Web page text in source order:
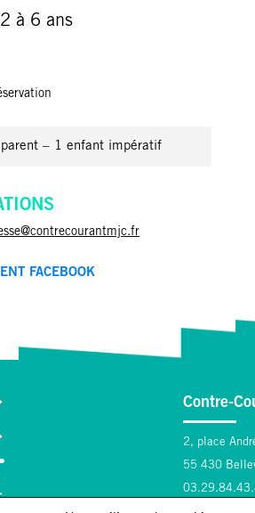
à 6 ans
– 1 enfant impératif
FACEBOOK
Contre-
2, place
55 430